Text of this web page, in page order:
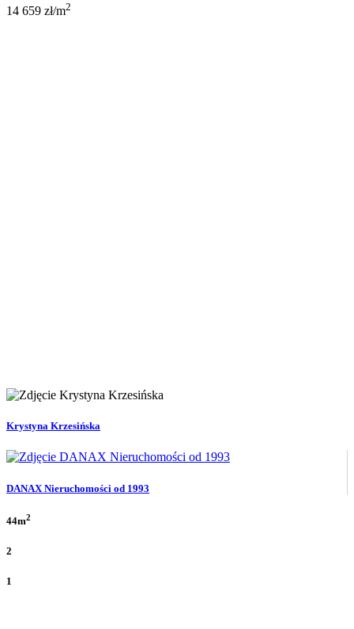
14 659 zł/m2
Krystyna Krzesińska
DANAX Nieruchomości od 1993
44m2
2
1